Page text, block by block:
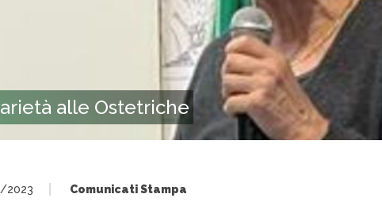
alle Ostetriche
2023 Comunicati Stampa